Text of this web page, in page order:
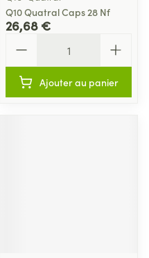
Q10 Quatral Caps 28 Nf
26,68 €
Ajouter au panier